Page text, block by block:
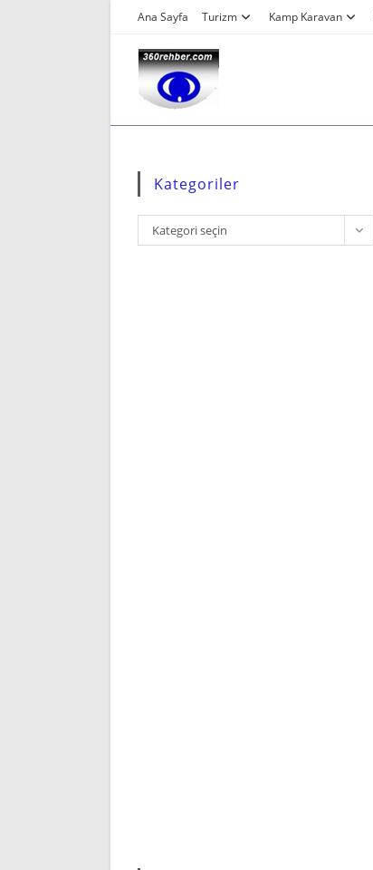
Ana Sayfa Turizm Kamp Karavan
Kategoriler
Kategoriler
Kategori seçin